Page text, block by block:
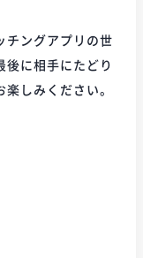
チングアプリの世
後に相手にたどり
しみください。